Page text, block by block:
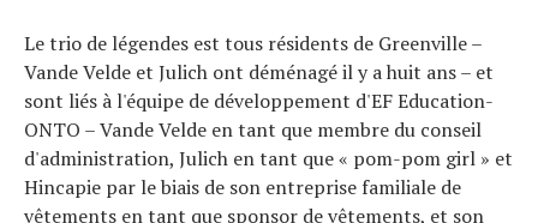
Le trio de légendes est tous résidents de Greenville –
Vande Velde et Julich ont déménagé il y a huit ans – et
sont liés à l'équipe de développement d'EF Education-
ONTO – Vande Velde en tant que membre du conseil
d'administration, Julich en tant que « pom-pom girl » et
Hincapie par le biais de son entreprise familiale de
vêtements en tant que sponsor de vêtements, et son